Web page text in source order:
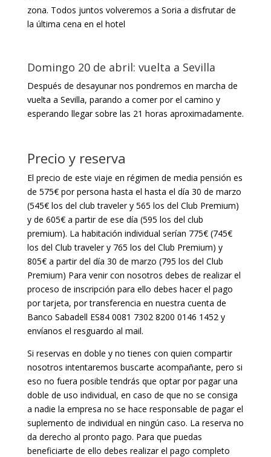
zona. Todos juntos volveremos a Soria a disfrutar de
la última cena en el hotel
Domingo 20 de abril: vuelta a Sevilla
Después de desayunar nos pondremos en marcha de
vuelta a Sevilla, parando a comer por el camino y
esperando llegar sobre las 21 horas aproximadamente.
Precio y reserva
El precio de este viaje en régimen de media pensión es
de 575€ por persona hasta el hasta el día 30 de marzo
(545€ los del club traveler y 565 los del Club Premium)
y de 605€ a partir de ese día (595 los del club
premium). La habitación individual serían 775€ (745€
los del Club traveler y 765 los del Club Premium) y
805€ a partir del día 30 de marzo (795 los del Club
Premium) Para venir con nosotros debes de realizar el
proceso de inscripción para ello debes hacer el pago
por tarjeta, por transferencia en nuestra cuenta de
Banco Sabadell ES84 0081 7302 8200 0146 1452 y
envíanos el resguardo al mail.
Si reservas en doble y no tienes con quien compartir
nosotros intentaremos buscarte acompañante, pero si
eso no fuera posible tendrás que optar por pagar una
doble de uso individual, en caso de que no se consiga
a nadie la empresa no se hace responsable de pagar el
suplemento de individual en ningún caso. La reserva no
da derecho al pronto pago. Para que puedas
beneficiarte de ello debes realizar el pago completo